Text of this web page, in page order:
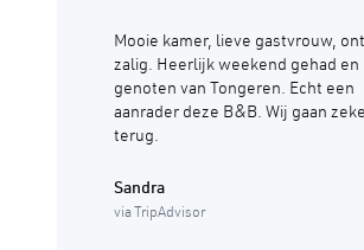
Mooie kamer, lieve gastvrouw,
zalig. Heerlijk weekend gehad en
genoten van Tongeren. Echt een
aanrader deze B&B. Wij gaan
terug.
Sandra
via TripAdvisor